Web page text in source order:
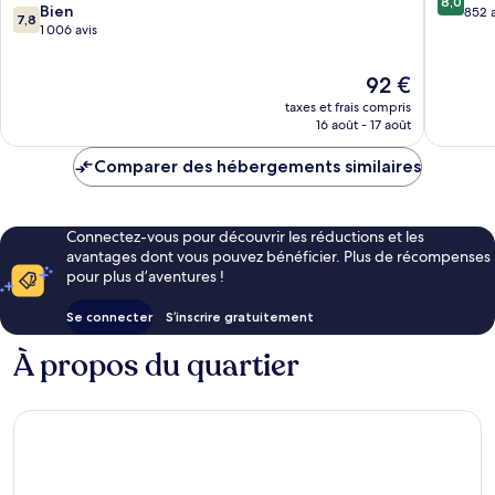
Norwich
7.8
sur
7,8 Bien
1 006 avis
Le
nouveau
prix
de
92 €
taxes et frais compris
16 août - 17 août
Norwich
sur 852
Comparer des hébergements similaires
Connectez-vous pour découvrir les réductions et les
avantages dont vous pouvez bénéficier. Plus de récompenses
pour plus d’aventures !
Se connecter S’inscrire gratuitement
À propos du quartier